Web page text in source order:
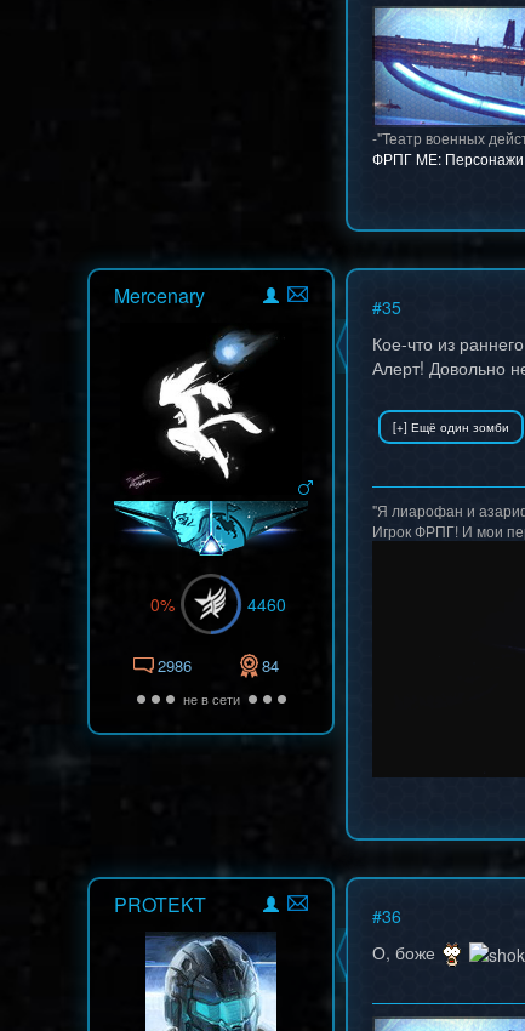
-"Театр военных
ФРПГ ME: Персонажи
Mercenary
0% 4460
2986 84
не в сети
#35
Кое-что из
Алерт! Довольно
"Я лиарофан и
Игрок ФРПГ! И мои
PROTEKT #36
О, боже